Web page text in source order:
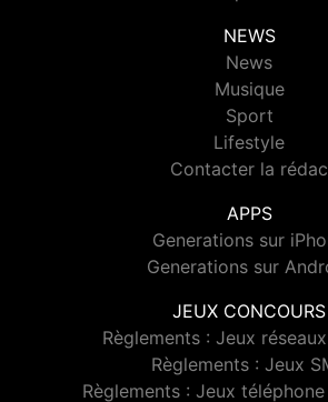
NEWS
News
Musique
Sport
Lifestyle
Contacter la rédac
APPS
Generations sur
Generations sur
JEUX CONCOURS
Règlements : Jeux
Règlements : Jeux
Règlements : Jeux